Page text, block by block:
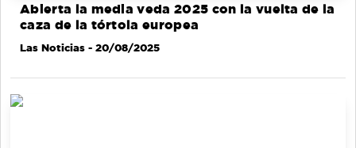
Abierta la media veda 2025 con la vuelta de la
caza de la tórtola europea
Las Noticias - 20/08/2025